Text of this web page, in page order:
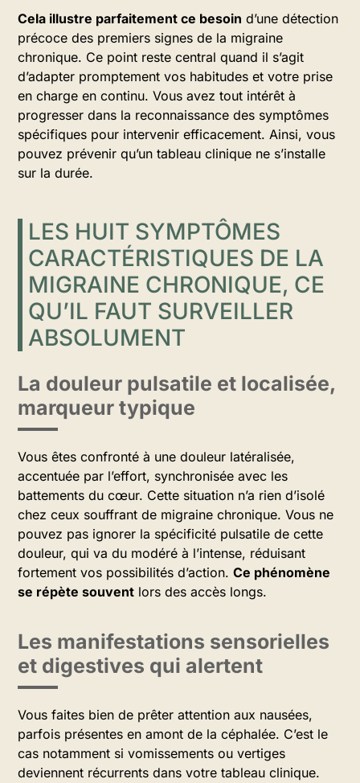
Cela illustre parfaitement ce besoin d’une détection
précoce des premiers signes de la migraine
chronique. Ce point reste central quand il s’agit
d’adapter promptement vos habitudes et votre prise
en charge en continu. Vous avez tout intérêt à
progresser dans la reconnaissance des symptômes
spécifiques pour intervenir efficacement. Ainsi, vous
pouvez prévenir qu’un tableau clinique ne s’installe
sur la durée.
LES HUIT SYMPTÔMES
CARACTÉRISTIQUES DE LA
MIGRAINE CHRONIQUE, CE
QU’IL FAUT SURVEILLER
ABSOLUMENT
La douleur pulsatile et localisée,
marqueur typique
Vous êtes confronté à une douleur latéralisée,
accentuée par l’effort, synchronisée avec les
battements du cœur. Cette situation n’a rien d’isolé
chez ceux souffrant de migraine chronique. Vous ne
pouvez pas ignorer la spécificité pulsatile de cette
douleur, qui va du modéré à l’intense, réduisant
fortement vos possibilités d’action. Ce phénomène
se répète souvent lors des accès longs.
Les manifestations sensorielles
et digestives qui alertent
Vous faites bien de prêter attention aux nausées,
parfois présentes en amont de la céphalée. C’est le
cas notamment si vomissements ou vertiges
deviennent récurrents dans votre tableau clinique.